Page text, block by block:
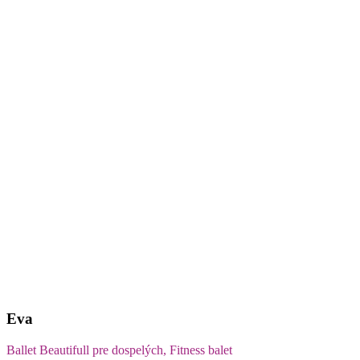
Eva
Ballet Beautifull pre dospelých, Fitness balet